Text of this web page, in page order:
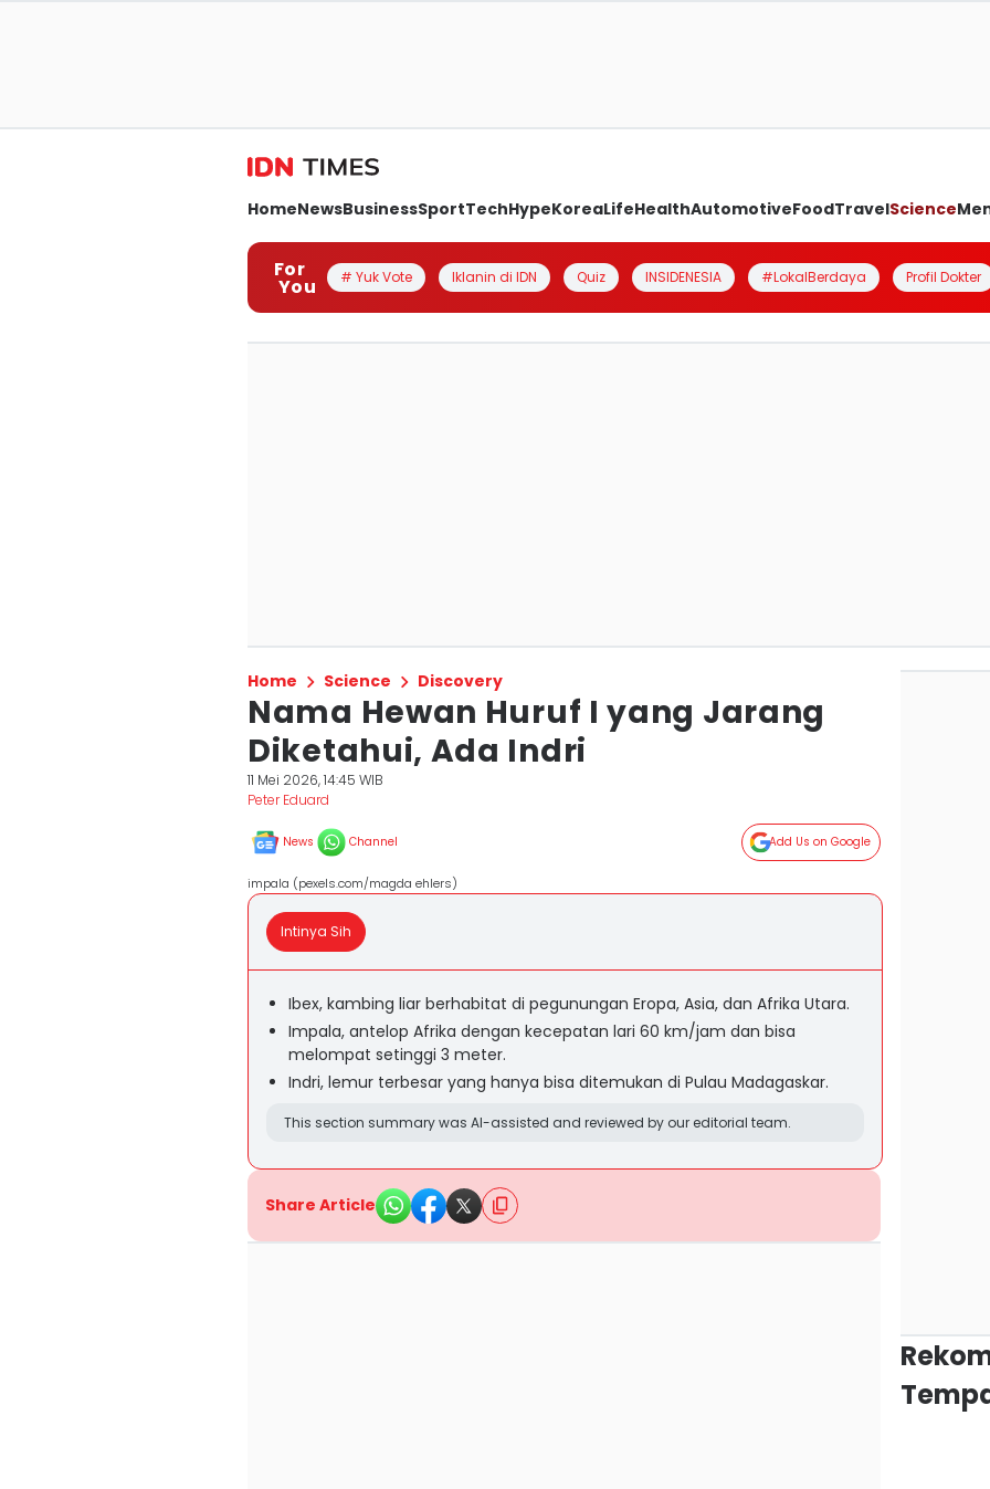
HomeNewsBusinessSportTechHypeKoreaLifeHealthAutomotiveFoodTravelScience
For
You # Yuk Vote Iklanin di IDN Quiz INSIDENESIA #LokalBerdaya Profil Dokter
Home Science Discovery
Nama Hewan Huruf I yang Jarang
Diketahui, Ada Indri
11 Mei 2026, 14:45 WIB
Peter Eduard
News Channel Add Us on Google
impala (pexels.com/magda ehlers)
Intinya Sih
Ibex, kambing liar berhabitat di pegunungan Eropa, Asia, dan Afrika Utara.
Impala, antelop Afrika dengan kecepatan lari 60 km/jam dan bisa
melompat setinggi 3 meter.
Indri, lemur terbesar yang hanya bisa ditemukan di Pulau Madagaskar.
This section summary was AI-assisted and reviewed by our editorial team.
Share Article